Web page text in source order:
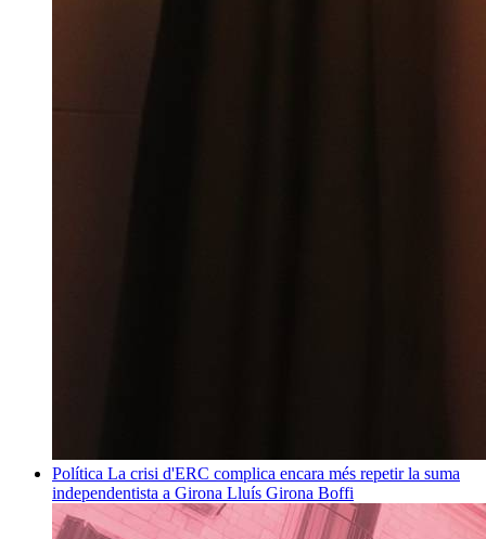
Política La crisi d'ERC complica encara més repetir la suma
independentista a Girona Lluís Girona Boffi